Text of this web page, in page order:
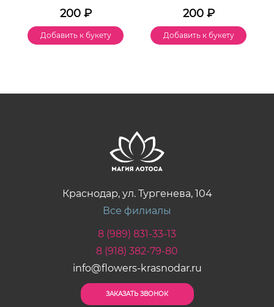
200₽
Добавить к букету
200₽
Добавить к букету
Краснодар, ул. Тургенева, 104
Все филиалы
8 (989) 831-33-13
8 (918) 382-79-80
info@flowers-krasnodar.ru
ЗАКАЗАТЬ ЗВОНОК